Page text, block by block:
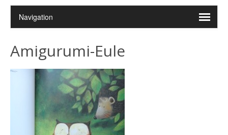
Amigurumi-Eule